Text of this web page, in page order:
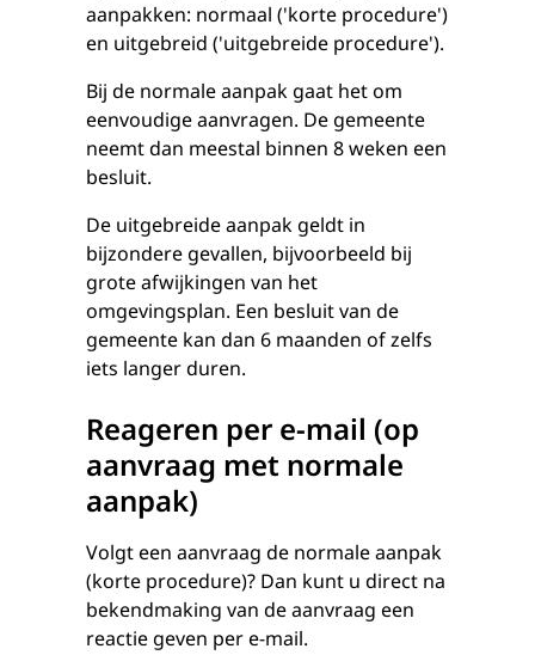
aanpakken: normaal ('korte procedure')
en uitgebreid ('uitgebreide procedure').
Bij de normale aanpak gaat het om
eenvoudige aanvragen. De gemeente
neemt dan meestal binnen 8 weken een
besluit.
De uitgebreide aanpak geldt in
bijzondere gevallen, bijvoorbeeld bij
grote afwijkingen van het
omgevingsplan. Een besluit van de
gemeente kan dan 6 maanden of zelfs
iets langer duren.
Reageren per e-mail (op
aanvraag met normale
aanpak)
Volgt een aanvraag de normale aanpak
(korte procedure)? Dan kunt u direct na
bekendmaking van de aanvraag een
reactie geven per e-mail.